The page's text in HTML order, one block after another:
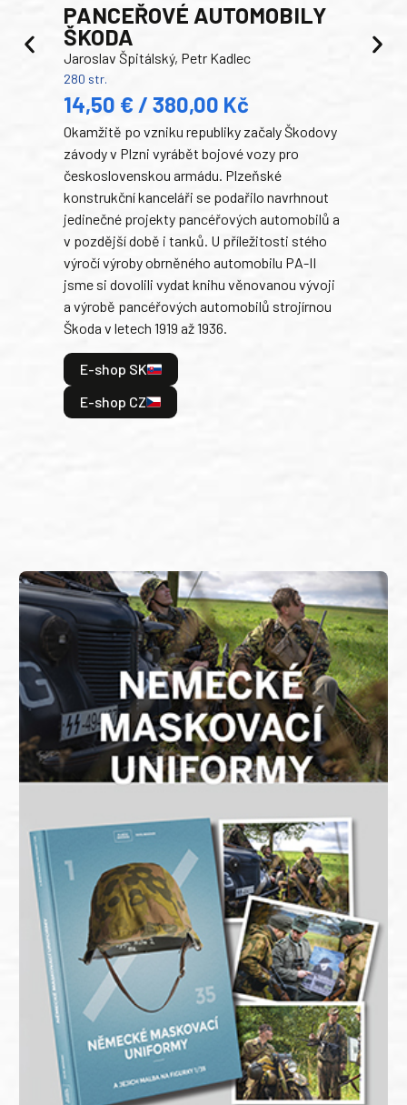
PANCEŘOVÉ AUTOMOBILY
ŠKODA
Jaroslav Špitálský, Petr Kadlec
280 str.
14,50 € / 380,00 Kč
Okamžitě po vzniku republiky začaly Škodovy
závody v Plzni vyrábět bojové vozy pro
československou armádu. Plzeňské
konstrukční kanceláři se podařilo navrhnout
jedinečné projekty pancéřových automobilů a
v pozdější době i tanků. U příležitosti stého
výročí výroby obrněného automobilu PA-II
jsme si dovolili vydat knihu věnovanou vývoji
a výrobě pancéřových automobilů strojírnou
Škoda v letech 1919 až 1936.
E-shop SK
E-shop CZ